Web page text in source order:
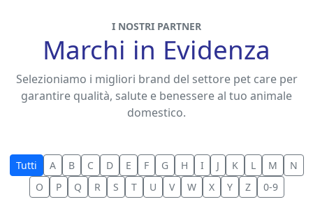
I NOSTRI PARTNER
Marchi in Evidenza
Selezioniamo i migliori brand del settore pet care per
garantire qualità, salute e benessere al tuo animale
domestico.
Tutti A B C D E F G H I J K L M
N
O
P Q R S T U V W X Y Z 0-9